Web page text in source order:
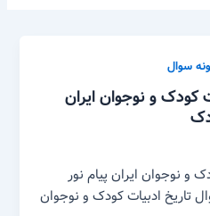
سوال
کودک و نوجوان ایران
و نوجوان ایران پیام نور
تاریخ ادبیات کودک و نوجوان